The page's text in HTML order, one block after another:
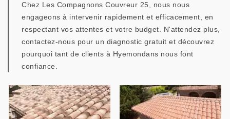
Chez Les Compagnons Couvreur 25, nous nous
engageons à intervenir rapidement et efficacement, en
respectant vos attentes et votre budget. N'attendez plus,
contactez-nous pour un diagnostic gratuit et découvrez
pourquoi tant de clients à Hyemondans nous font
confiance.